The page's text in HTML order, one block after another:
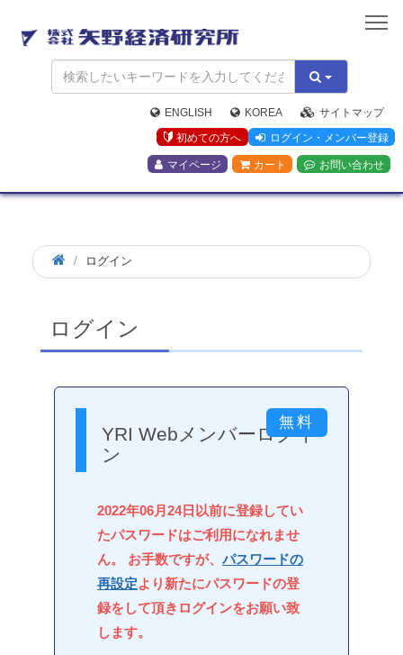
矢
野
経
済
研
究
所
ENGLISH KOREA
サイトマップ
初めての方へ
ログイン・メンバー登録
マイページ カート お問い合わせ
ログイン
ログイン
YRI Webメンバーログイ
ン
2022年06月24日以前に登録してい
たパスワードはご利用になれませ
ん。 お手数ですが、 パスワードの
再設定より新たにパスワードの登
録をして頂きログインをお願い致
します。